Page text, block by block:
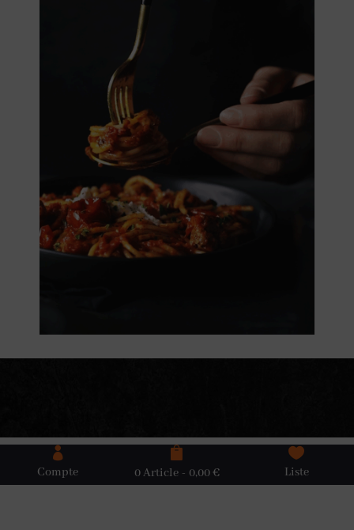

Compte

0 Article 0,00 €

Liste